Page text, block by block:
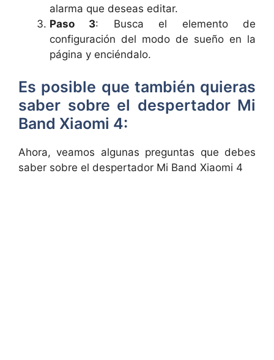
alarma que deseas editar.
Paso 3: Busca el elemento de
configuración del modo de sueño en la
página y enciéndalo.
Es posible que también quieras
saber sobre el despertador Mi
Band Xiaomi 4:
Ahora, veamos algunas preguntas que debes
saber sobre el despertador Mi Band Xiaomi 4